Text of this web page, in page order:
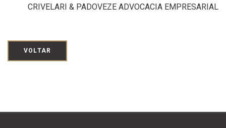
CRIVELARI & PADOVEZE ADVOCACIA EMPRESARIAL
VOLTAR